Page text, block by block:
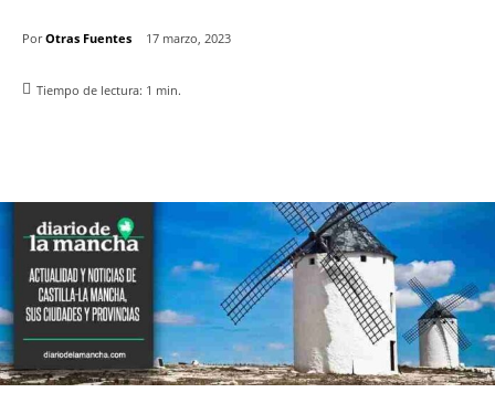
Por Otras Fuentes 17 marzo, 2023
Tiempo de lectura: 1 min.